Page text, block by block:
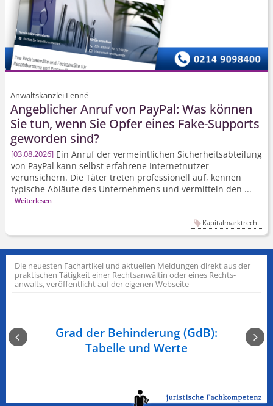
Anwaltskanzlei Lenné
Angeblicher Anruf von PayPal: Was können
Sie tun, wenn Sie Opfer eines Fake-Supports
geworden sind?
03.08.2026 Ein Anruf der vermeintlichen Sicherheits­abteilung
von PayPal kann selbst erfahrene Internetnutzer
verunsichern. Die Täter treten professionell auf, kennen
typische Abläufe des Unternehmens und vermitteln den ...
Weiterlesen
Kapitalmarktrecht
Die neuesten Fachartikel und aktuellen Meldungen direkt aus der
praktischen Tätigkeit einer Rechts­anwältin oder eines Rechts­
anwalts, veröffentlicht auf der eigenen Webseite
am
Grad der Behinderung (GdB):
Tabelle und Werte